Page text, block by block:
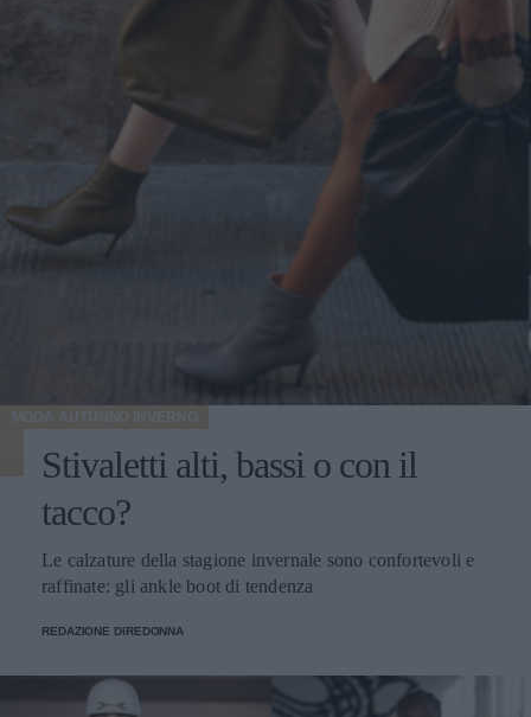
MODA AUTUNNO INVERNO
Stivaletti alti, bassi o con il
tacco?
Le calzature della stagione invernale sono confortevoli e
raffinate: gli ankle boot di tendenza
REDAZIONE DIREDONNA